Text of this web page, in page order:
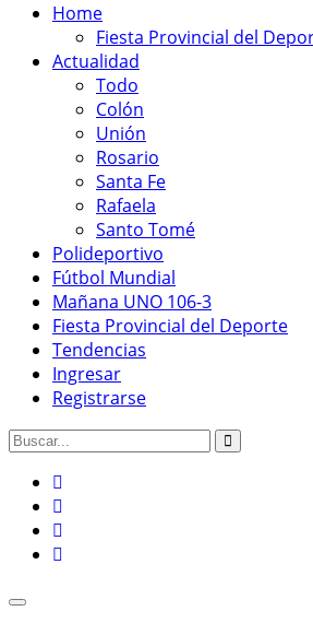
Home
Fiesta Provincial del
Actualidad
Todo
Colón
Unión
Rosario
Santa Fe
Rafaela
Santo Tomé
Polideportivo
Fútbol Mundial
Mañana UNO 106-3
Fiesta Provincial del Deporte
Tendencias
Ingresar
Registrarse